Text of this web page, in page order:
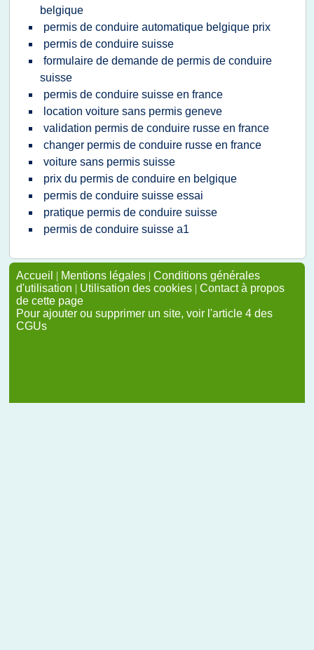
belgique
permis de conduire automatique belgique prix
permis de conduire suisse
formulaire de demande de permis de conduire
suisse
permis de conduire suisse en france
location voiture sans permis geneve
validation permis de conduire russe en france
changer permis de conduire russe en france
voiture sans permis suisse
prix du permis de conduire en belgique
permis de conduire suisse essai
pratique permis de conduire suisse
permis de conduire suisse a1
Accueil | Mentions légales | Conditions générales
d'utilisation | Utilisation des cookies | Contact à propos
de cette page
Pour ajouter ou supprimer un site, voir l'article 4 des
CGUs